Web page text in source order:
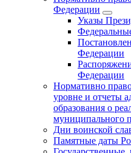
Федерации
Указы
Федерации
Федерации
Нормативно
уровне и отчеты
образования о
муниципального
Дни воинской
Памятные даты